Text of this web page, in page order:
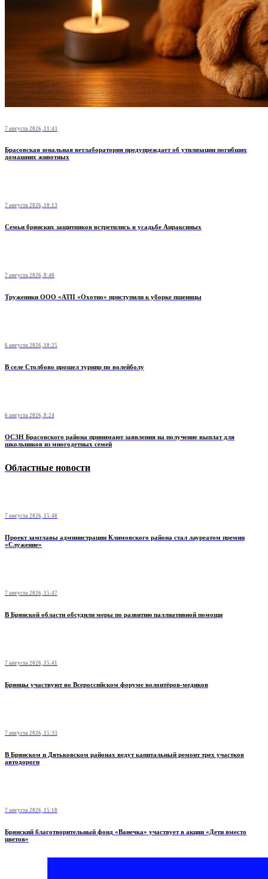
7 августа 2026, 11:43
Брасовская зональная ветлаборатория предупреждает об утилизации погибших
домашних животных
7 августа 2026, 10:13
Семьи брянских защитников встретились в усадьбе Апраксиных
7 августа 2026, 8:40
Труженики ООО «АТП «Охотно» приступили к уборке пшеницы
6 августа 2026, 10:25
В селе Столбово прошел турнир по волейболу
6 августа 2026, 8:24
ОСЗН Брасовского района принимают заявления на получение выплат для
школьников из многодетных семей
Областные новости
7 августа 2026, 15:48
Проект замглавы администрации Климовского района стал лауреатом премии
«Служение»
7 августа 2026, 15:47
В Брянской области обсудили меры по развитию паллиативной помощи
7 августа 2026, 15:41
Брянцы участвуют во Всероссийском форуме волонтёров-медиков
7 августа 2026, 15:33
В Брянском и Дятьковском районах ведут капитальный ремонт трех участков
автодороги
7 августа 2026, 15:18
Брянский благотворительный фонд «Ванечка» участвует в акции «Дети вместо
цветов»